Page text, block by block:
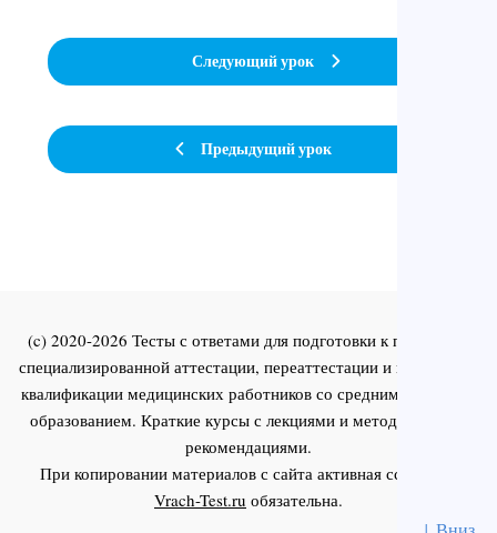
Предыдущий урок
Следующий урок
(c) 2020-2026 Тесты с ответами для подготовки к первичной
специализированной аттестации, переаттестации и повышения
квалификации медицинских работников со средним и высшим
образованием. Краткие курсы с лекциями и методическими
рекомендациями.
При копировании материалов с сайта активная ссылка на
Vrach-Test.ru обязательна.